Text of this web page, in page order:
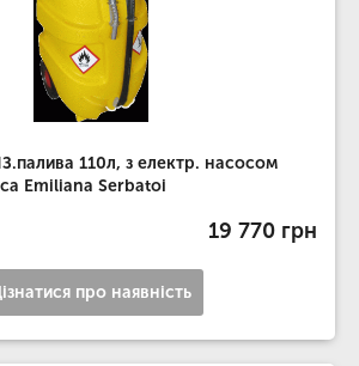
110л, з електр. насосом
Emiliana Serbatoi
19 770 грн
про наявність